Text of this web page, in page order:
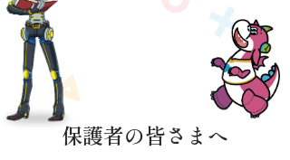
保護者の皆さまへ